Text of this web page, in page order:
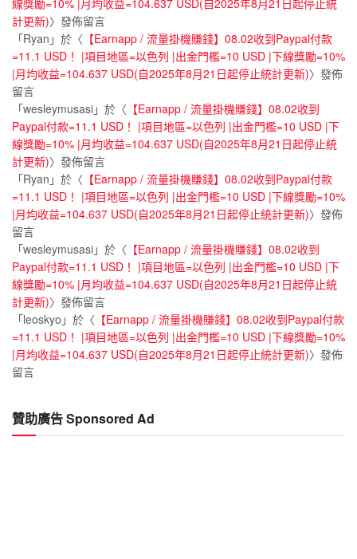
線獎勵=10% |月均收益=104.637 USD(自2025年8月21日起停止統
計更新)〉發佈留言
「Ryan 」於〈 【Earnapp / 流量掛機賺錢】08.02收到Paypal付款
=11.1 USD！ |項目地區=以色列 |出金門檻=10 USD |下線獎勵=10%
|月均收益=104.637 USD(自2025年8月21日起停止統計更新)〉發佈
留言
「wesleymusasi」於〈 【Earnapp / 流量掛機賺錢】08.02收到
Paypal付款=11.1 USD！ |項目地區=以色列 |出金門檻=10 USD |下
線獎勵=10% |月均收益=104.637 USD(自2025年8月21日起停止統
計更新)〉發佈留言
「Ryan 」於〈 【Earnapp / 流量掛機賺錢】08.02收到Paypal付款
=11.1 USD！ |項目地區=以色列 |出金門檻=10 USD |下線獎勵=10%
|月均收益=104.637 USD(自2025年8月21日起停止統計更新)〉發佈
留言
「wesleymusasi」於〈 【Earnapp / 流量掛機賺錢】08.02收到
Paypal付款=11.1 USD！ |項目地區=以色列 |出金門檻=10 USD |下
線獎勵=10% |月均收益=104.637 USD(自2025年8月21日起停止統
計更新)〉發佈留言
「leoskyo 」於〈 【Earnapp / 流量掛機賺錢】08.02收到Paypal付款
=11.1 USD！ |項目地區=以色列 |出金門檻=10 USD |下線獎勵=10%
|月均收益=104.637 USD(自2025年8月21日起停止統計更新)〉發佈
留言
贊助廣告 Sponsored Ad